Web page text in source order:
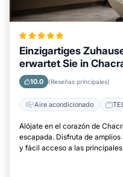
Einzigartiges
erwartet Sie in
10.0 (Reseñas principales)
Aire acondicionado
Alójate en el corazón de
escapada. Disfruta de
y fácil acceso a las